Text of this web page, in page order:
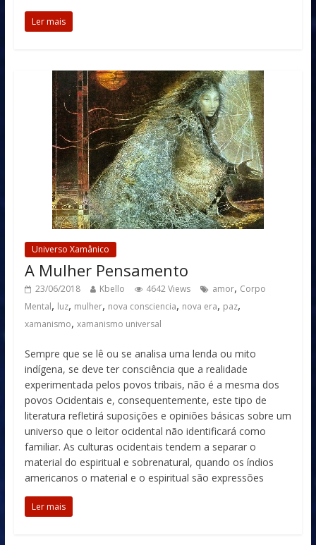
Ler mais
Universo Xamânico
A Mulher Pensamento
23/06/2018 Kbello 4642 Views amor, Corpo
Mental, luz, mulher, nova consciencia, nova era, paz,
xamanismo, xamanismo universal
Sempre que se lê ou se analisa uma lenda ou mito
indígena, se deve ter consciência que a realidade
experimentada pelos povos tribais, não é a mesma dos
povos Ocidentais e, consequentemente, este tipo de
literatura refletirá suposições e opiniões básicas sobre um
universo que o leitor ocidental não identificará como
familiar. As culturas ocidentais tendem a separar o
material do espiritual e sobrenatural, quando os índios
americanos o material e o espiritual são expressões
Ler mais